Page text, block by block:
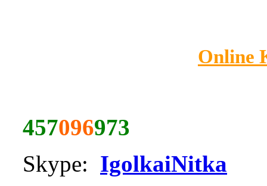
Online
457096973
Skype: IgolkaiNitka